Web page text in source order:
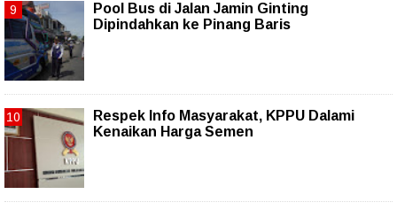
Pool Bus di Jalan Jamin Ginting
Dipindahkan ke Pinang Baris
Respek Info Masyarakat, KPPU Dalami
Kenaikan Harga Semen